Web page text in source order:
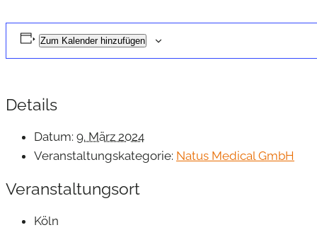
Zum Kalender hinzufügen
Details
Datum: 9. März 2024
Veranstaltungskategorie: Natus Medical GmbH
Veranstaltungsort
Köln